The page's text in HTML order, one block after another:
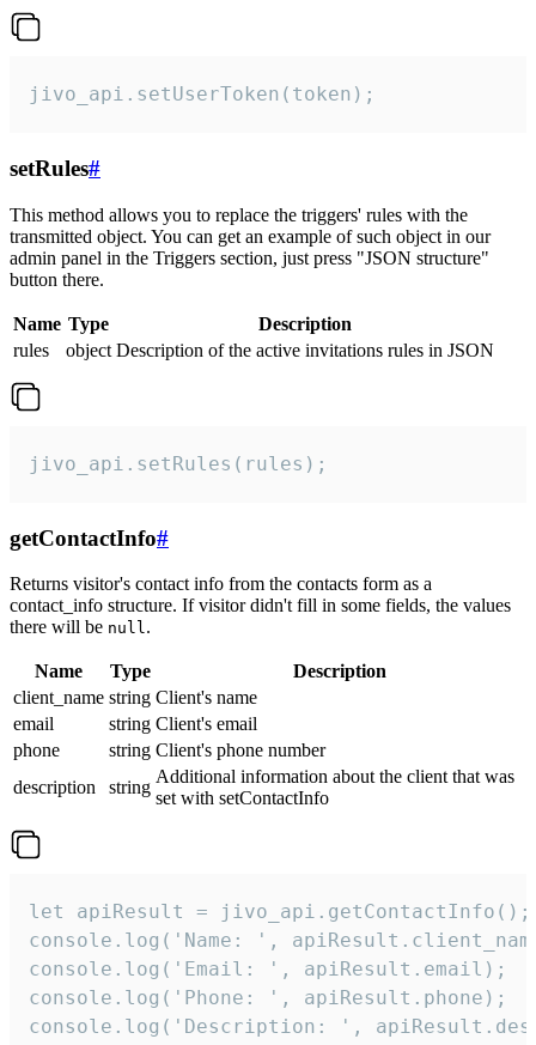
jivo_api.setUserToken(token);
setRules#
This method allows you to replace the triggers' rules with the
transmitted object. You can get an example of such object in our
admin panel in the Triggers section, just press "JSON structure"
button there.
Name Type
Description
rules
object Description of the active invitations rules in JSON
jivo_api.setRules(rules);
getContactInfo#
Returns visitor's contact info from the contacts form as a
contact_info structure. If visitor didn't fill in some fields, the values
there will be null.
Name Type
Description
client_name string Client's name
email
string Client's email
phone
string Client's phone number
description
string
Additional information about the client that was
set with setContactInfo
let apiResult = jivo_api.getContactInfo();
console.log('Name: ',
console.log('Email: ', apiResult.email);
console.log('Phone: ', apiResult.phone);
console.log('Description: ',